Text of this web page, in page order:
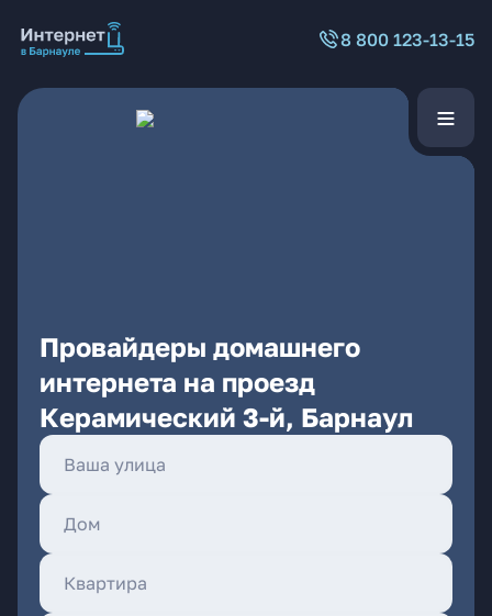
8 800 123-13-15
Провайдеры домашнего
интернета на проезд
Керамический 3-й, Барнаул